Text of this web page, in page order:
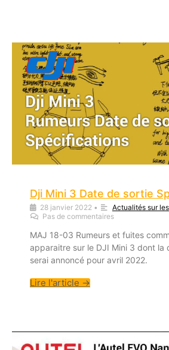
Dji Mini 3 Date de sortie
28 janvier 2022 • Actualités sur
Pas de commentaires
MAJ 18-03 Rumeurs et fuites
apparaitre sur le DJI Mini 3 dont la
serai annoncé pour avril 2022.
Lire l'article →